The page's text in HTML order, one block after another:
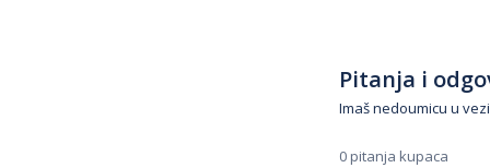
Pitanja i
Imaš nedoumicu u
0 pitanja kupaca